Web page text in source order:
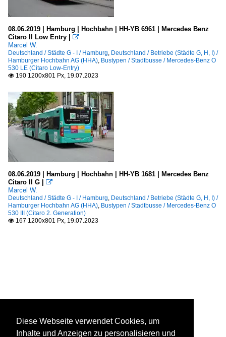
08.06.2019 | Hamburg | Hochbahn | HH-YB 6961 | Mercedes Benz
Citaro II Low Entry |

Marcel W.
Deutschland / Städte G - I / Hamburg, Deutschland / Betriebe (Städte G, H, I) /
Hamburger Hochbahn AG (HHA), Bustypen / Stadtbusse / Mercedes-Benz O
530 LE (Citaro Low-Entry)
 190 1200x801 Px, 19.07.2023
08.06.2019 | Hamburg | Hochbahn | HH-YB 1681 | Mercedes Benz
Citaro II G |

Marcel W.
Deutschland / Städte G - I / Hamburg, Deutschland / Betriebe (Städte G, H, I) /
Hamburger Hochbahn AG (HHA), Bustypen / Stadtbusse / Mercedes-Benz O
530 III (Citaro 2. Generation)
 167 1200x801 Px, 19.07.2023
Diese Webseite verwendet Cookies, um
Inhalte und Anzeigen zu personalisieren und